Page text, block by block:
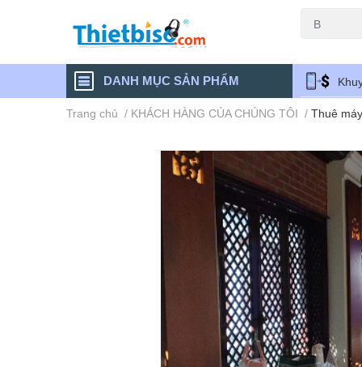
DANH MỤC SẢN PHẨM
Trang chủ / KHÁCH HÀNG CỦA CHÚNG TÔI / Thuê